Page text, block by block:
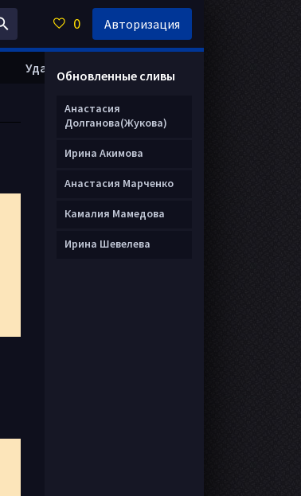
Удалить анкету
Обновленные сливы
Анастасия
Долганова(Жукова)
Ирина Акимова
Анастасия Марченко
Камалия Мамедова
Ирина Шевелева
0 Авторизация